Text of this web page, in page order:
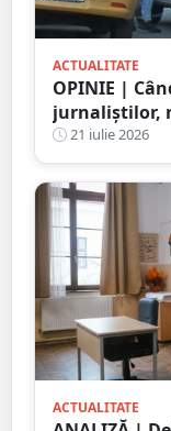
ACTUALITATE
OPINIE |
jurnaliștilor,
problemă de
21 iulie 2026
ACTUALITATE